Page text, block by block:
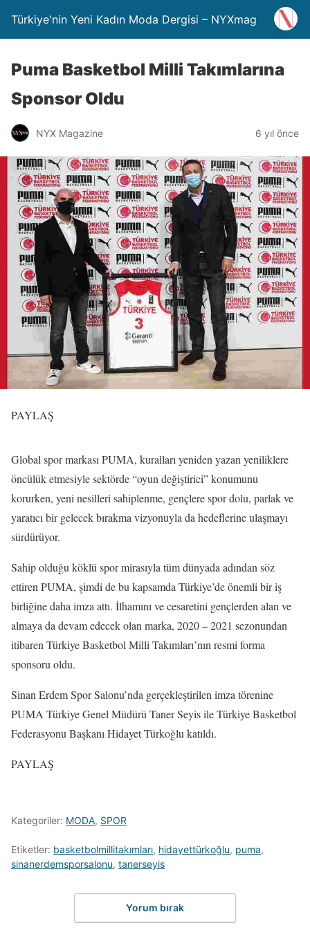
Türkiye'nin Yeni Kadın Moda Dergisi – NYXmag
Puma Basketbol Milli Takımlarına
Sponsor Oldu
NYX Magazine 6 yıl önce
PAYLAŞ
Global spor markası PUMA, kuralları yeniden yazan yeniliklere
öncülük etmesiyle sektörde “oyun değiştirici” konumunu
korurken, yeni nesilleri sahiplenme, gençlere spor dolu, parlak ve
yaratıcı bir gelecek bırakma vizyonuyla da hedeflerine ulaşmayı
sürdürüyor.
Sahip olduğu köklü spor mirasıyla tüm dünyada adından söz
ettiren PUMA, şimdi de bu kapsamda Türkiye’de önemli bir iş
birliğine daha imza attı. İlhamını ve cesaretini gençlerden alan ve
almaya da devam edecek olan marka, 2020 – 2021 sezonundan
itibaren Türkiye Basketbol Milli Takımları’nın resmi forma
sponsoru oldu.
Sinan Erdem Spor Salonu’nda gerçekleştirilen imza törenine
PUMA Türkiye Genel Müdürü Taner Seyis ile Türkiye Basketbol
Federasyonu Başkanı Hidayet Türkoğlu katıldı.
PAYLAŞ
Kategoriler: MODA, SPOR
Etiketler: basketbolmillitakımları, hidayettürkoğlu, puma,
sinanerdemsporsalonu, tanerseyis
Yorum bırak